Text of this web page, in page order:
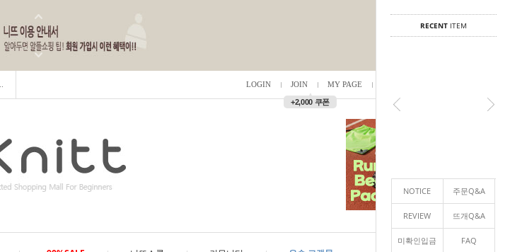
RECENTITEM
NOTICE 주문Q&A
REVIEW 뜨개Q&A
미확인입금 FAQ
LOGIN JOIN
▲
+2,000 쿠폰
MY PAGE